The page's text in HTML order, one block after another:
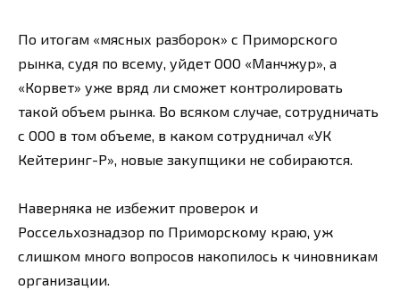
По итогам «мясных разборок» с Приморского
рынка, судя по всему, уйдет ООО «Манчжур», а
«Корвет» уже вряд ли сможет контролировать
такой объем рынка. Во всяком случае, сотрудничать
с ООО в том объеме, в каком сотрудничал «УК
Кейтеринг-Р», новые закупщики не собираются.
Наверняка не избежит проверок и
Россельхознадзор по Приморскому краю, уж
слишком много вопросов накопилось к чиновникам
организации.